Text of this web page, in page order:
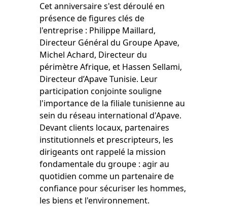
Cet anniversaire s'est déroulé en
présence de figures clés de
l'entreprise : Philippe Maillard,
Directeur Général du Groupe Apave,
Michel Achard, Directeur du
périmètre Afrique, et Hassen Sellami,
Directeur d’Apave Tunisie. Leur
participation conjointe souligne
l'importance de la filiale tunisienne au
sein du réseau international d'Apave.
Devant clients locaux, partenaires
institutionnels et prescripteurs, les
dirigeants ont rappelé la mission
fondamentale du groupe : agir au
quotidien comme un partenaire de
confiance pour sécuriser les hommes,
les biens et l'environnement.